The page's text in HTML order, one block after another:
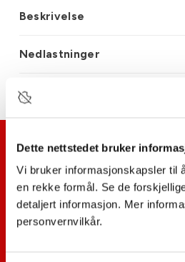
Dette nettstedet bruker
Vi bruker informasjonskapsler til
en rekke formål. Se de
detaljert informasjon. Mer
personvernvilkår.
Beskrivelse
Nedlastninger